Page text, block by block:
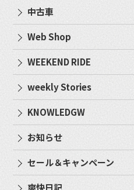
中古車
Web Shop
WEEKEND RIDE
weekly Stories
KNOWLEDGW
お知らせ
セール＆キャンペーン
爽快日記